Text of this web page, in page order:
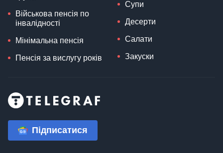
Військова пенсія по
інвалідності
Мінімальна пенсія
Пенсія за вислугу років
Супи
Десерти
Салати
Закуски
Підписатися